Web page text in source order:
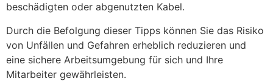
beschädigten oder abgenutzten Kabel.
Durch die Befolgung dieser Tipps können Sie das Risiko
von Unfällen und Gefahren erheblich reduzieren und
eine sichere Arbeitsumgebung für sich und Ihre
Mitarbeiter gewährleisten.